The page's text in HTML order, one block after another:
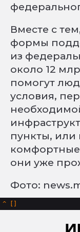
Вместе с
формы
из
около 12
помогут
условия,
пункты, или
комфортные
они уже
Фото:
^